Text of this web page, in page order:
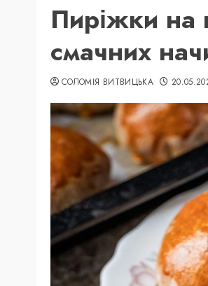
Пиріжки на
смачних
СОЛОМІЯ ВИТВИЦЬКА